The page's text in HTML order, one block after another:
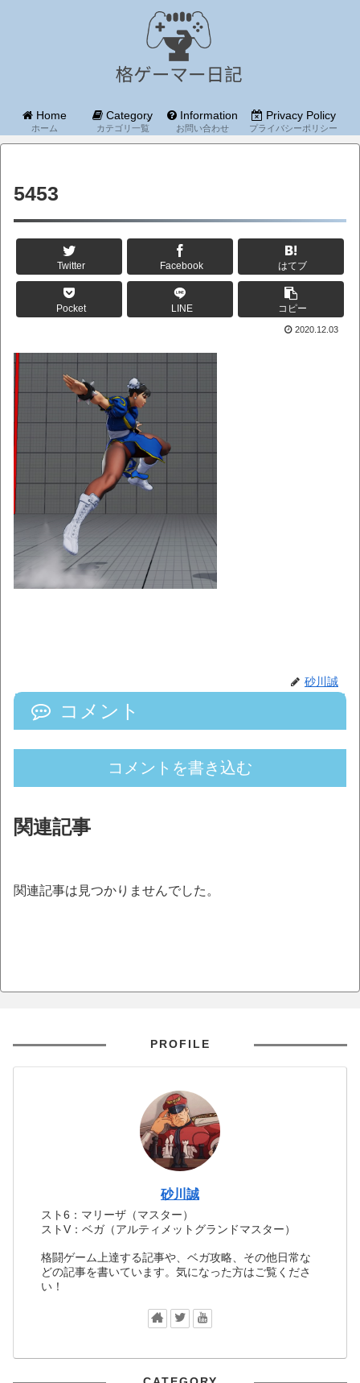
Home
ホーム
Category
カテゴリ一覧
Information
お問い合わせ
Privacy Policy
プライバシーポリシー
5453
Twitter Facebook はてブ
Pocket LINE コピー
2020.12.03
砂川誠
コメント
コメントを書き込む
関連記事
関連記事は見つかりませんでした。
PROFILE
砂川誠
スト6：マリーザ（マスター）
ストV：ベガ（アルティメットグランドマスター）
格闘ゲーム上達する記事や、ベガ攻略、その他日常な
どの記事を書いています。気になった方はご覧くださ
い！